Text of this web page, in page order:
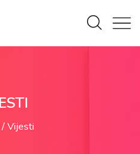
Vijesti